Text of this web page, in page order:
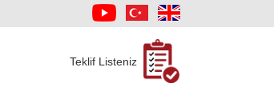
Teklif Listeniz